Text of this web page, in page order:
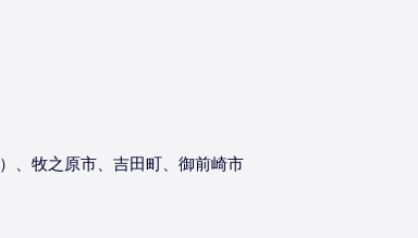
、牧之原市、吉田町、御前崎市